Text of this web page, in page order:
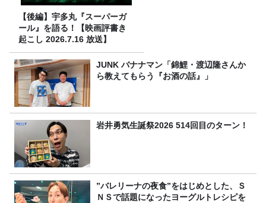
【後編】宇多丸『スーパーガ
ール』を語る！【映画評書き
起こし 2026.7.16 放送】
JUNK バナナマン「錦鯉・渡辺隆さんか
ら教えてもらう『お酒の話』」
岩井勇気生誕祭2026 514回目のターン！
”バレリーナの夜食”をはじめとした、Ｓ
ＮＳで話題になったヨーグルトレシピを